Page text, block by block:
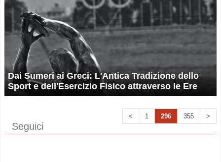
Dai Sumeri ai Greci: L'Antica Tradizione dello
Sport e dell'Esercizio Fisico attraverso le Ere
< 1 296 355 >
Seguici